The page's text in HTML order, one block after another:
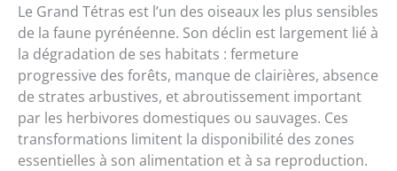
Le Grand Tétras est l’un des oiseaux les plus sensibles
de la faune pyrénéenne. Son déclin est largement lié à
la dégradation de ses habitats : fermeture
progressive des forêts, manque de clairières, absence
de strates arbustives, et abroutissement important
par les herbivores domestiques ou sauvages. Ces
transformations limitent la disponibilité des zones
essentielles à son alimentation et à sa reproduction.